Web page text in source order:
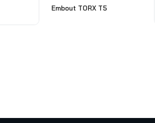
Embout TORX T5